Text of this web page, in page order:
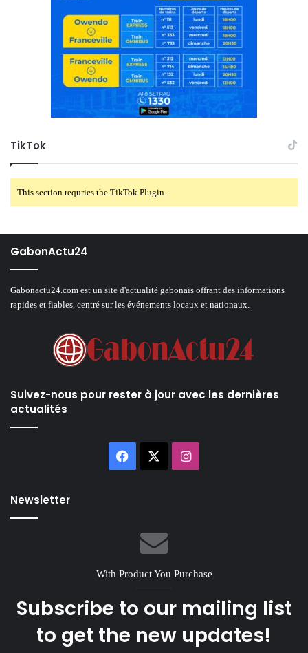
TikTok
This section requries the TikTok Plugin.
GabonActu24
Gabonactu24.com est un site d'actualité gabonais offrant des informations
rapides et fiables, centré sur les événements locaux et nationaux.
Suivez-nous pour rester à jour avec les dernières
actualités
Facebook Instagram
Newsletter
With Product You Purchase
Subscribe to our mailing list
to get the new updates!